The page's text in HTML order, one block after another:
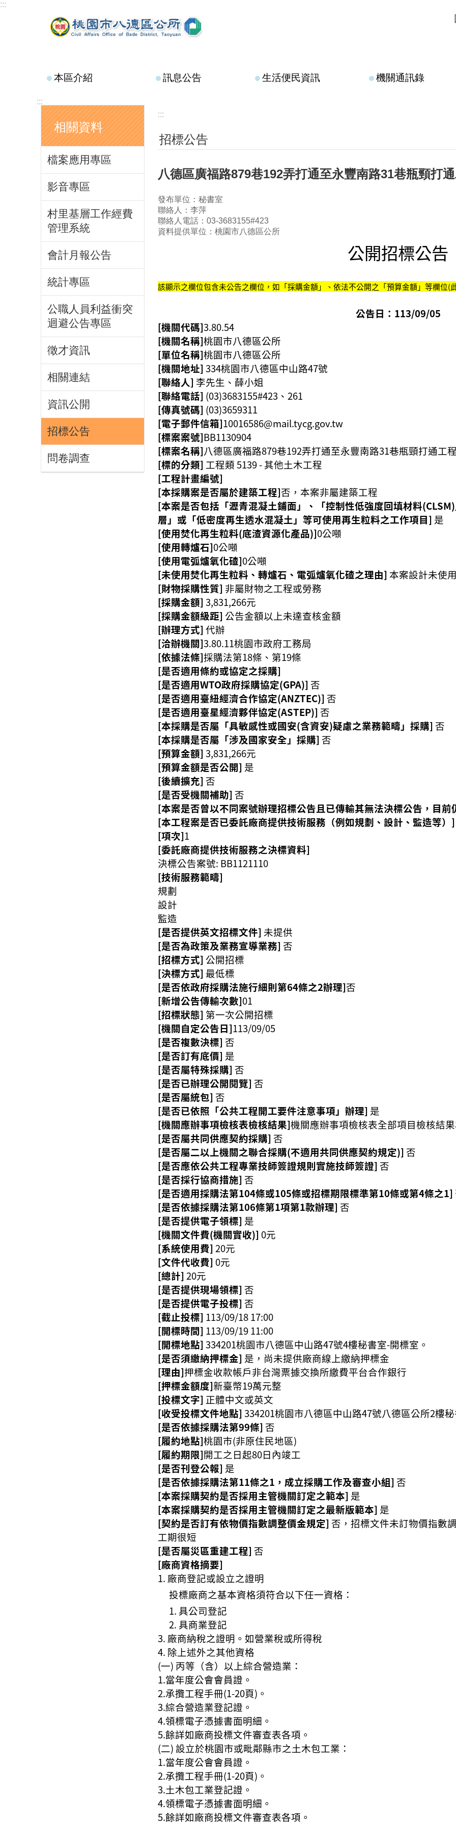
跳到主要內容區塊
:::
本區介紹 訊息公告 生活便民資訊 機關通訊錄
:::
相關資料
檔案應用專區
影音專區
村里基層工作經費
管理系統
會計月報公告
統計專區
公職人員利益衝突
迴避公告專區
徵才資訊
相關連結
資訊公開
招標公告
問卷調查
:::
招標公告
八德區廣福路879巷192弄打通至永豐南路31巷瓶頸打
發布單位：秘書室
聯絡人：李萍
聯絡人電話：03-3683155#423
資料提供單位：桃園市八德區公所
公開招標公告
該顯示之欄位包含未公告之欄位，如「採購金額」、依法不公開之「預算金額」等欄位(
公告日：113/09/05
[機關代碼]3.80.54
[機關名稱]桃園市八德區公所
[單位名稱]桃園市八德區公所
[機關地址] 334桃園市八德區中山路47號
[聯絡人] 李先生、薛小姐
[聯絡電話] (03)3683155#423、261
[傳真號碼] (03)3659311
[電子郵件信箱]10016586@mail.tycg.gov.tw
[標案案號]BB1130904
[標案名稱]八德區廣福路879巷192弄打通至永豐南路31巷瓶頸打通工
[標的分類] 工程類 5139 - 其他土木工程
[工程計畫編號]
[本採購案是否屬於建築工程]否，本案非屬建築工程
[本案是否包括「瀝青混凝土鋪面」、「控制性低強度回填材料
層」或「低密度再生透水混凝土」等可使用再生粒料之工作項目] 是
[使用焚化再生粒料(底渣資源化產品)]0公噸
[使用轉爐石]0公噸
[使用電弧爐氧化碴]0公噸
[未使用焚化再生粒料、轉爐石、電弧爐氧化碴之理由] 本案設計未使
[財物採購性質] 非屬財物之工程或勞務
[採購金額] 3,831,266元
[採購金額級距] 公告金額以上未達查核金額
[辦理方式] 代辦
[洽辦機關]3.80.11桃園市政府工務局
[依據法條]採購法第18條、第19條
[是否適用條約或協定之採購]
[是否適用WTO政府採購協定(GPA)] 否
[是否適用臺紐經濟合作協定(ANZTEC)] 否
[是否適用臺星經濟夥伴協定(ASTEP)] 否
[本採購是否屬「具敏感性或國安(含資安)疑慮之業務範疇」採購] 否
[本採購是否屬「涉及國家安全」採購] 否
[預算金額] 3,831,266元
[預算金額是否公開] 是
[後續擴充] 否
[是否受機關補助] 否
[本案是否曾以不同案號辦理招標公告且已傳輸其無法決標公告，目前
[本工程案是否已委託廠商提供技術服務（例如規劃、設計、監造等
[項次]1
[委託廠商提供技術服務之決標資料]
決標公告案號: BB1121110
[技術服務範疇]
規劃
設計
監造
[是否提供英文招標文件] 未提供
[是否為政策及業務宣導業務] 否
[招標方式] 公開招標
[決標方式] 最低標
[是否依政府採購法施行細則第64條之2辦理]否
[新增公告傳輸次數]01
[招標狀態] 第一次公開招標
[機關自定公告日]113/09/05
[是否複數決標] 否
[是否訂有底價] 是
[是否屬特殊採購] 否
[是否已辦理公開閱覽] 否
[是否屬統包] 否
[是否已依照「公共工程開工要件注意事項」辦理] 是
[機關應辦事項檢核表檢核結果]機關應辦事項檢核表全部項目檢核結
[是否屬共同供應契約採購] 否
[是否屬二以上機關之聯合採購(不適用共同供應契約規定)] 否
[是否應依公共工程專業技師簽證規則實施技師簽證] 否
[是否採行協商措施] 否
[是否適用採購法第104條或105條或招標期限標準第10條或第4條之1]
[是否依據採購法第106條第1項第1款辦理] 否
[是否提供電子領標] 是
[機關文件費(機關實收)] 0元
[系統使用費] 20元
[文件代收費] 0元
[總計] 20元
[是否提供現場領標] 否
[是否提供電子投標] 否
[截止投標] 113/09/18 17:00
[開標時間] 113/09/19 11:00
[開標地點] 334201桃園市八德區中山路47號4樓秘書室-開標室。
[是否須繳納押標金] 是，尚未提供廠商線上繳納押標金
[理由]押標金收款帳戶非台灣票據交換所繳費平台合作銀行
[押標金額度]新臺幣19萬元整
[投標文字] 正體中文或英文
[收受投標文件地點] 334201桃園市八德區中山路47號八德區公所2樓
[是否依據採購法第99條] 否
[履約地點]桃園市(非原住民地區)
[履約期限]開工之日起80日內竣工
[是否刊登公報] 是
[是否依據採購法第11條之1，成立採購工作及審查小組] 否
[本案採購契約是否採用主管機關訂定之範本] 是
[本案採購契約是否採用主管機關訂定之最新版範本] 是
[契約是否訂有依物價指數調整價金規定] 否，招標文件未訂物價指數
工期很短
[是否屬災區重建工程] 否
[廠商資格摘要]
廠商登記或設立之證明
投標廠商之基本資格須符合以下任一資格：
具公司登記
具商業登記
廠商納稅之證明。如營業稅或所得稅
除上述外之其他資格
(一) 丙等（含）以上綜合營造業：
1.當年度公會會員證。
2.承攬工程手冊(1-20頁)。
3.綜合營造業登記證。
4.領標電子憑據書面明細。
5.餘詳如廠商投標文件審查表各項。
(二) 設立於桃園市或毗鄰縣市之土木包工業：
1.當年度公會會員證。
2.承攬工程手冊(1-20頁)。
3.土木包工業登記證。
4.領標電子憑據書面明細。
5.餘詳如廠商投標文件審查表各項。